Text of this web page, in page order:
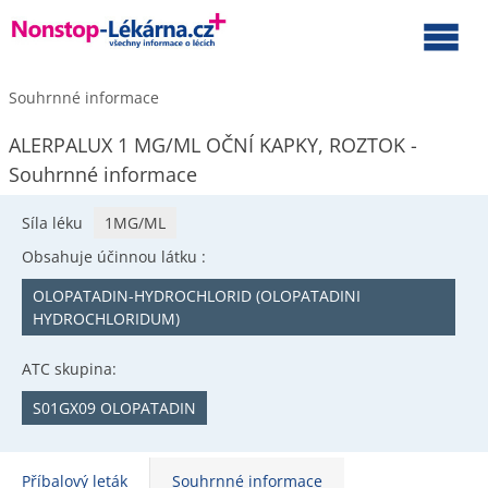
Souhrnné informace
ALERPALUX 1 MG/ML OČNÍ KAPKY, ROZTOK -
Souhrnné informace
Síla léku
1MG/ML
Obsahuje účinnou látku :
OLOPATADIN-HYDROCHLORID (OLOPATADINI
HYDROCHLORIDUM)
ATC skupina:
S01GX09 OLOPATADIN
Příbalový leták Souhrnné informace